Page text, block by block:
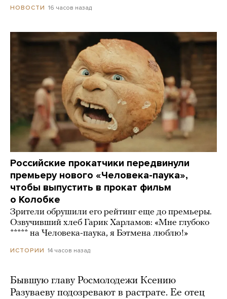
НОВОСТИ 16 часов назад
Российские прокатчики передвинули
премьеру нового «Человека-паука»,
чтобы выпустить в прокат фильм
о Колобке
Зрители обрушили его рейтинг еще до премьеры.
Озвучивший хлеб Гарик Харламов: «Мне глубоко
***** на Человека-паука, я Бэтмена люблю!»
ИСТОРИИ 14 часов назад
Бывшую главу Росмолодежи Ксению
Разуваеву подозревают в растрате. Ее отец